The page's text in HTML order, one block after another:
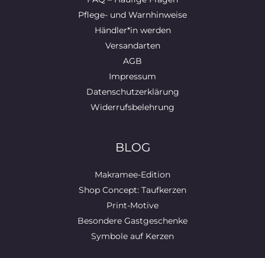
Pflege- und Warnhinweise
Händler*in werden
Versandarten
AGB
Impressum
Datenschutzerklärung
Widerrufsbelehrung
BLOG
Makramee-Edition
Shop Concept: Taufkerzen
Print-Motive
Besondere Gastgeschenke
Symbole auf Kerzen